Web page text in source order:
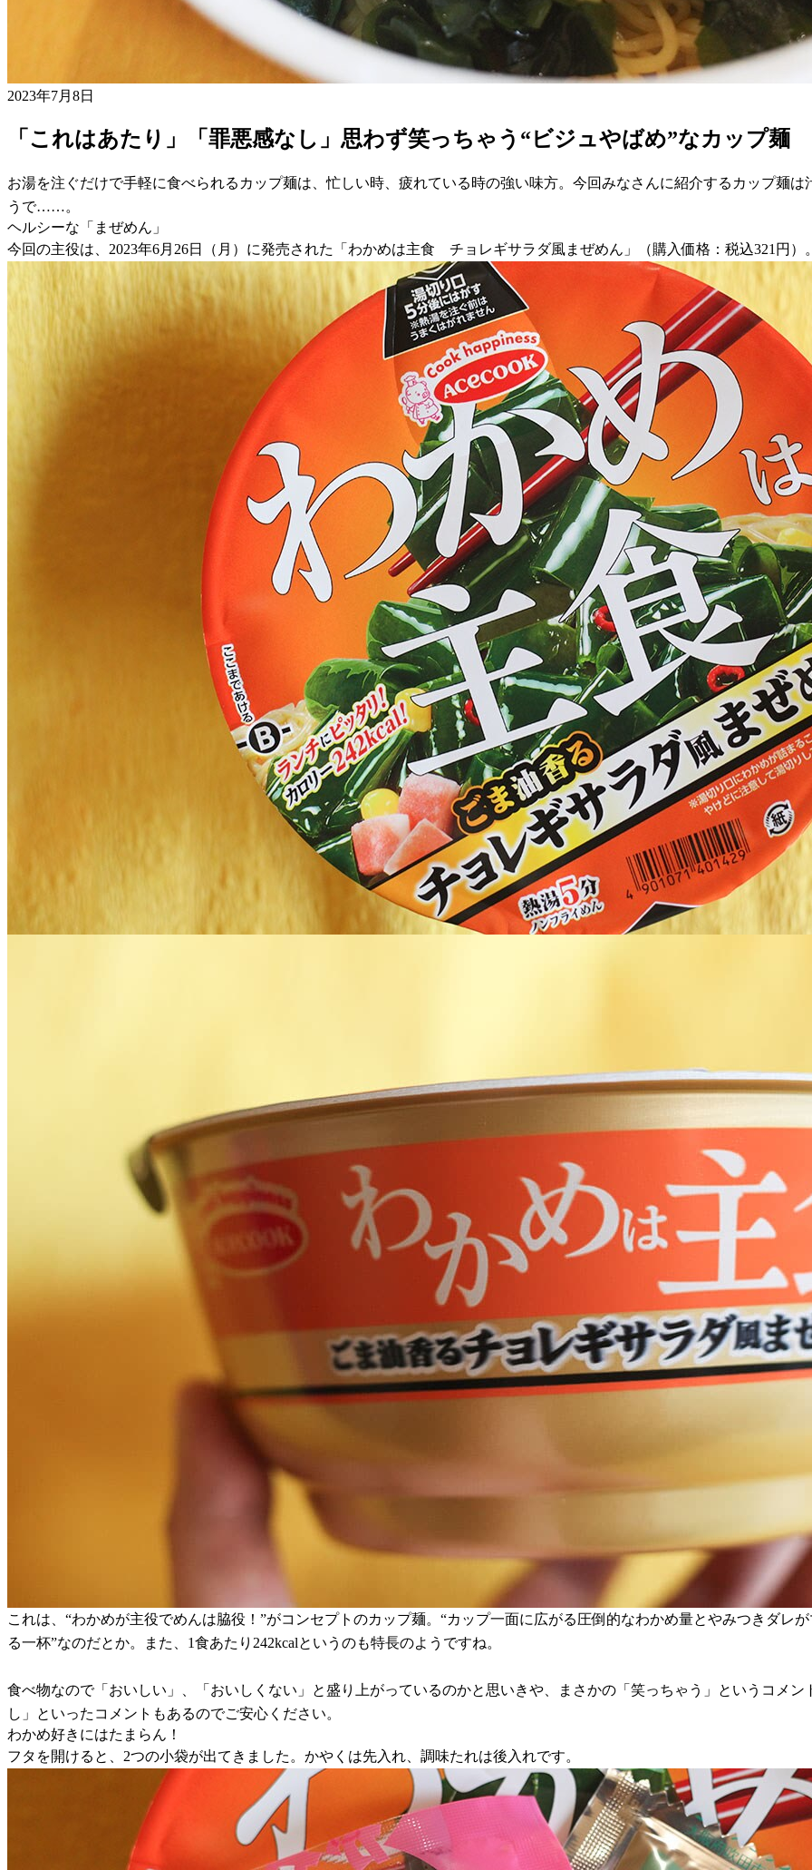
2023年7月8日
「これはあたり」「罪悪感なし」思わず笑っちゃう“ビジュやばめ”なカップ麺
お湯を注ぐだけで手軽に食べられるカップ麺は、忙しい時、疲れている時の強い味方。今回みなさんに紹介するカップ麺
うで……。
ヘルシーな「まぜめん」
今回の主役は、2023年6月26日（月）に発売された「わかめは主食 チョレギサラダ風まぜめん」（購入価格：税込321円）
これは、“わかめが主役でめんは脇役！”がコンセプトのカップ麺。“カップ一面に広がる圧倒的なわかめ量とやみつきダレ
る一杯”なのだとか。また、1食あたり242kcalというのも特長のようですね。
食べ物なので「おいしい」、「おいしくない」と盛り上がっているのかと思いきや、まさかの「笑っちゃう」というコメ
し」といったコメントもあるのでご安心ください。
わかめ好きにはたまらん！
フタを開けると、2つの小袋が出てきました。かやくは先入れ、調味たれは後入れです。